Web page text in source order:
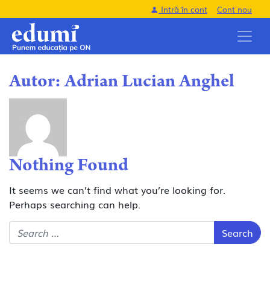
Intră în cont Cont nou
Autor:Adrian Lucian Anghel
Nothing Found
It seems we can’t find what you’re looking for.
Perhaps searching can help.
Search for: